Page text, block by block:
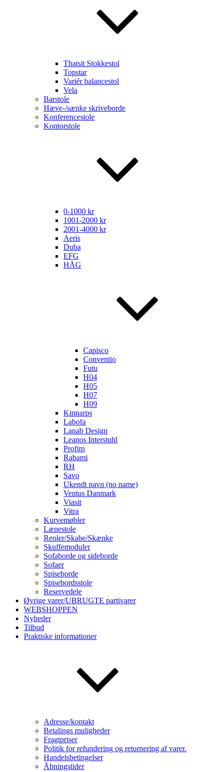
Thatsit Stokkestol
Topstar
Variér balancestol
Vela
Barstole
Hæve-/sænke skriveborde
Konferencestole
Kontorstole
0-1000 kr
1001-2000 kr
2001-4000 kr
Aeris
Duba
EFG
HÅG
Capisco
Conventio
Futu
H04
H05
H07
H09
Kinnarps
Labofa
Lanab Design
Leanos Interstuhl
Profim
Rabami
RH
Savo
Ukendt navn (no name)
Ventus Danmark
Viasit
Vitra
Kurvemøbler
Lænestole
Reoler/Skabe/Skænke
Skuffemoduler
Sofaborde og sideborde
Sofaer
Spiseborde
Spisebordsstole
Reservedele
Øvrige varer/UBRUGTE partivarer
WEBSHOPPEN
Nyheder
Tilbud
Praktiske informationer
Adresse/kontakt
Betalings muligheder
Fragtpriser
Politik for refundering og returnering af varer.
Handelsbetingelser
Åbningstider